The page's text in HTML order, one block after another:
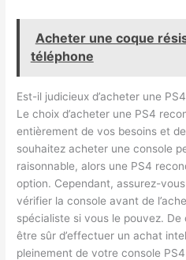
Acheter une coque
téléphone
Est-il judicieux d’acheter une
Le choix d’acheter une PS4
entièrement de vos besoins et
souhaitez acheter une console
raisonnable, alors une PS4
option. Cependant, assurez-
vérifier la console avant de
spécialiste si vous le pouvez.
être sûr d’effectuer un achat
pleinement de votre console